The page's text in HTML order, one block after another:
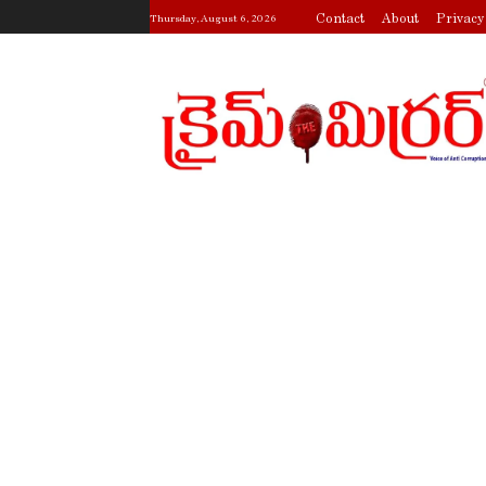
Thursday, August 6, 2026 Contact About Privacy